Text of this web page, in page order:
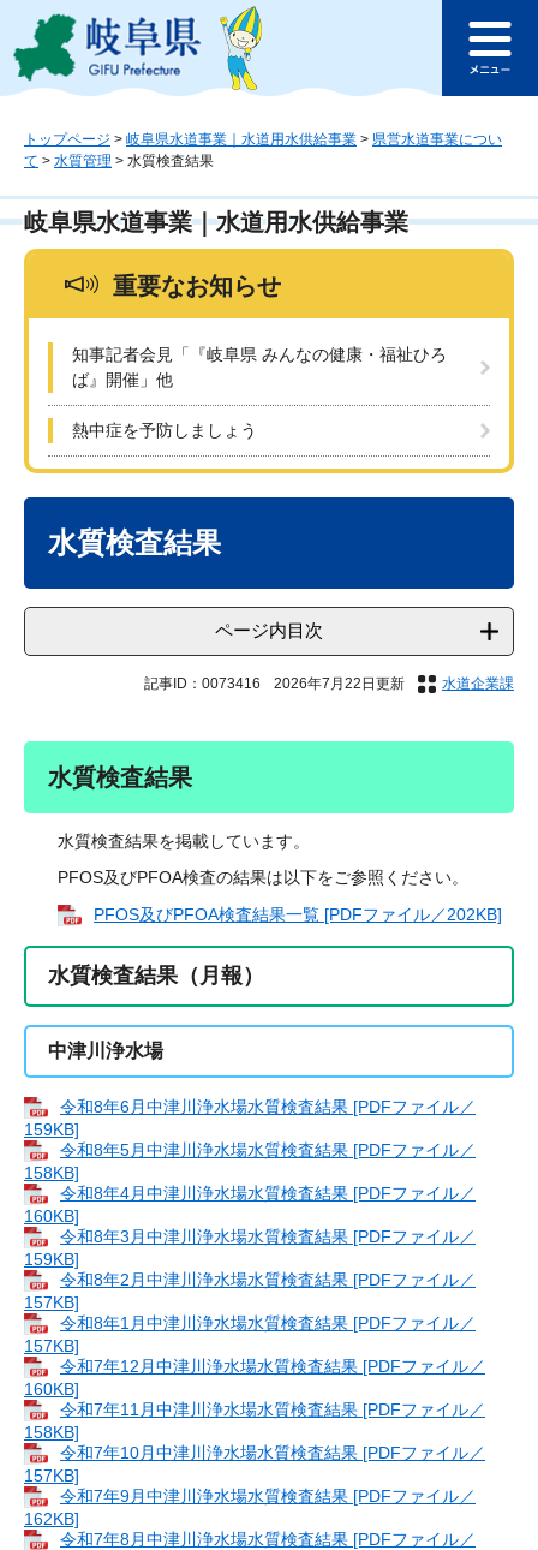
ジ
ュ
このページの本文へ
ュ
トップページ > 岐阜県水道事業｜水道用水供給事業 > 県営水道事業につい
て > 水質管理 > 水質検査結果
岐阜県水道事業｜水道用水供給事業
重要なお知らせ
知事記者会見「『岐阜県 みんなの健康・福祉ひろ
ば』開催」他
熱中症を予防しましょう
水質検査結果
ページ内目次
記事ID：0073416 2026年7月22日更新 水道企業課
水質検査結果
水質検査結果を掲載しています。
PFOS及びPFOA検査の結果は以下をご参照ください。
PFOS及びPFOA検査結果一覧 [PDFファイル／202KB]
水質検査結果（月報）
中津川浄水場
令和8年6月中津川浄水場水質検査結果 [PDFファイル／
159KB]
令和8年5月中津川浄水場水質検査結果 [PDFファイル／
158KB]
令和8年4月中津川浄水場水質検査結果 [PDFファイル／
160KB]
令和8年3月中津川浄水場水質検査結果 [PDFファイル／
159KB]
令和8年2月中津川浄水場水質検査結果 [PDFファイル／
157KB]
令和8年1月中津川浄水場水質検査結果 [PDFファイル／
157KB]
令和7年12月中津川浄水場水質検査結果 [PDFファイル／
160KB]
令和7年11月中津川浄水場水質検査結果 [PDFファイル／
158KB]
令和7年10月中津川浄水場水質検査結果 [PDFファイル／
157KB]
令和7年9月中津川浄水場水質検査結果 [PDFファイル／
162KB]
令和7年8月中津川浄水場水質検査結果 [PDFファイル／